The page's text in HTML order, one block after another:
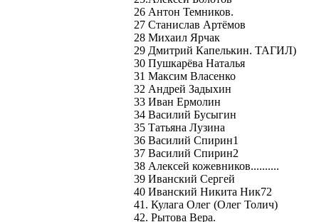
26 Антон Темников.
27 Станислав Артёмов
28 Михаил Ярчак
29 Дмитрий Капелькин. ТАГИЛ)
30 Пушкарёва Наталья
31 Максим Власенко
32 Андрей Задыхин
33 Иван Ермолин
34 Василий Бусыгин
35 Татьяна Лузина
36 Василий Спирин1
37 Василий Спирин2
38 Алексей кожевников..........
39 Иванский Сергей
40 Иванский Никита Ник72
41. Кулага Олег (Олег Толич)
42. Рытова Вера.